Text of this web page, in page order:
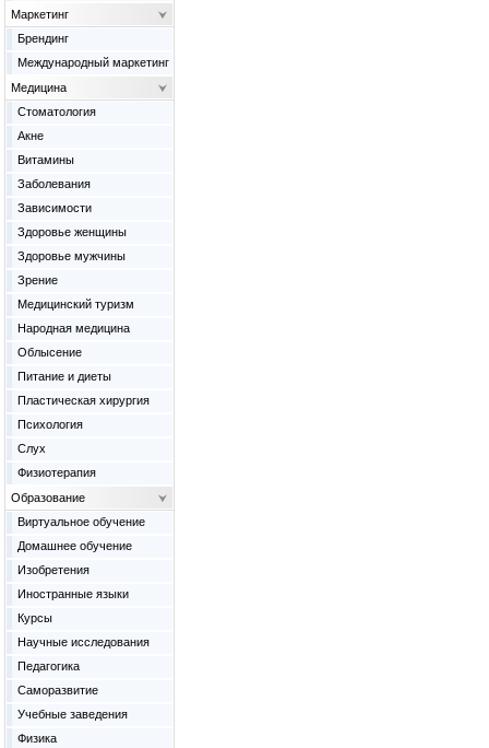
Маркетинг
Брендинг
Международный маркетинг
Медицина
Cтоматология
Акне
Витамины
Заболевания
Зависимости
Здоровье женщины
Здоровье мужчины
Зрение
Медицинский туризм
Народная медицина
Облысение
Питание и диеты
Пластическая хирургия
Психология
Слух
Физиотерапия
Образование
Виртуальное обучение
Домашнее обучение
Изобретения
Иностранные языки
Курсы
Научные исследования
Педагогика
Саморазвитие
Учебные заведения
Физика